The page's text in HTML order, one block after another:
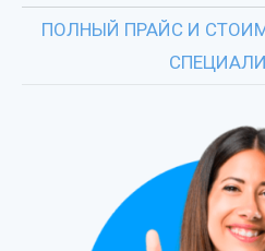
ПОЛНЫЙ ПРАЙС И